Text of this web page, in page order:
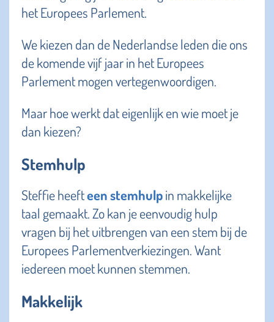
het Europees Parlement.
We kiezen dan de Nederlandse leden die ons
de komende vijf jaar in het Europees
Parlement mogen vertegenwoordigen.
Maar hoe werkt dat eigenlijk en wie moet je
dan kiezen?
Stemhulp
Steffie heefteen stemhulpin makkelijke
taal gemaakt. Zo kan je eenvoudig hulp
vragen bij het uitbrengen van een stem bij de
Europees Parlementverkiezingen. Want
iedereen moet kunnen stemmen.
Makkelijk